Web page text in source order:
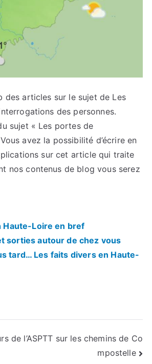
articles sur le sujet de Les
des personnes.
sujet « Les portes de
avez la possibilité d’écrire en
sur cet article qui traite
nos contenus de blog vous serez
Haute-Loire en bref
sorties autour de chez vous
tard… Les faits divers en Haute-
de l’ASPTT sur les chemins de Co
mpostelle